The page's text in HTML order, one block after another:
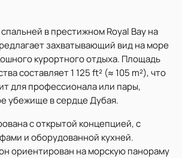
в престижном Royal Bay на
захватывающий вид на море
курортного отдыха. Площадь
составляет 1 125 ft² (≈ 105 m²), что
для профессионала или пары,
убежище в сердце Дубая.
с открытой концепцией, с
и оборудованной кухней.
ориентирован на морскую панораму